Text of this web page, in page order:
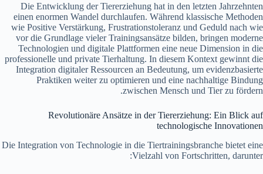
Die Entwicklung der Tiererziehung hat in den letzten Jahrzehnten
einen enormen Wandel durchlaufen. Während klassische Methoden
wie Positive Verstärkung, Frustrationstoleranz und Geduld nach wie
vor die Grundlage vieler Trainingsansätze bilden, bringen moderne
Technologien und digitale Plattformen eine neue Dimension in die
professionelle und private Tierhaltung. In diesem Kontext gewinnt die
Integration digitaler Ressourcen an Bedeutung, um evidenzbasierte
Praktiken weiter zu optimieren und eine nachhaltige Bindung
zwischen Mensch und Tier zu fördern.
Revolutionäre Ansätze in der Tiererziehung: Ein Blick auf
technologische Innovationen
Die Integration von Technologie in die Tiertrainingsbranche bietet eine
Vielzahl von Fortschritten, darunter: